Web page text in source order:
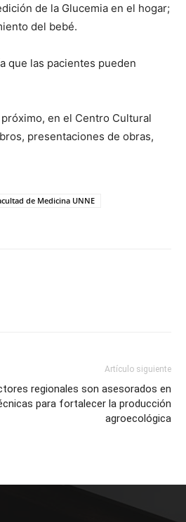
de la Glucemia en el hogar;
del bebé.
que las pacientes pueden
en el Centro Cultural
presentaciones de obras,
de Medicina UNNE
Artículo siguiente
regionales son asesorados en
para fortalecer la producción
agroecológica